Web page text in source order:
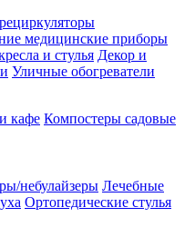
медицинские приборы
и стулья Декор и
Уличные обогреватели
кафе Компостеры садовые
небулайзеры Лечебные
Ортопедические стулья